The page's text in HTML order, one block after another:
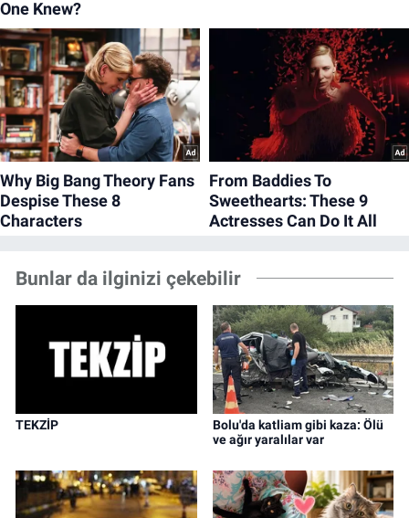
Bunlar da ilginizi çekebilir
TEKZİP
Bolu'da katliam gibi kaza: Ölü
ve ağır yaralılar var